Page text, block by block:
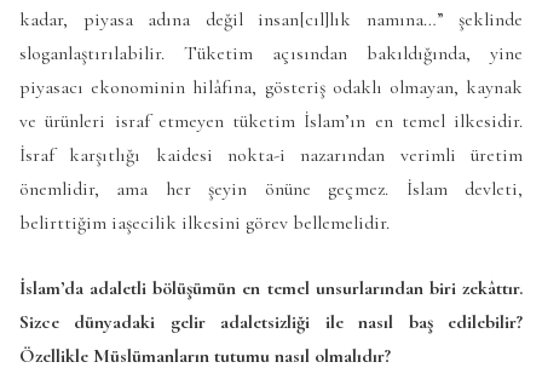
kadar, piyasa adına değil insan[cıl]lık namına…” şeklinde
sloganlaştırılabilir. Tüketim açısından bakıldığında, yine
piyasacı ekonominin hilâfına, gösteriş odaklı olmayan, kaynak
ve ürünleri israf etmeyen tüketim İslam’ın en temel ilkesidir.
İsraf karşıtlığı kaidesi nokta-i nazarından verimli üretim
önemlidir, ama her şeyin önüne geçmez. İslam devleti,
belirttiğim iaşecilik ilkesini görev bellemelidir.
İslam’da adaletli bölüşümün en temel unsurlarından biri zekâttır.
Sizce dünyadaki gelir adaletsizliği ile nasıl baş edilebilir?
Özellikle Müslümanların tutumu nasıl olmalıdır?